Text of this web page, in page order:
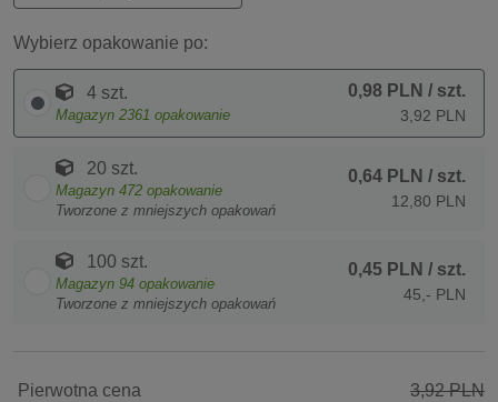
Wybierz opakowanie po:
4 szt.
Magazyn 2361 opakowanie
0,98 PLN / szt.
3,92 PLN
20 szt.
Magazyn 472 opakowanie
Tworzone z mniejszych opakowań
0,64 PLN / szt.
12,80 PLN
100 szt.
Magazyn 94 opakowanie
Tworzone z mniejszych opakowań
0,45 PLN / szt.
45,- PLN
Pierwotna cena 3,92 PLN